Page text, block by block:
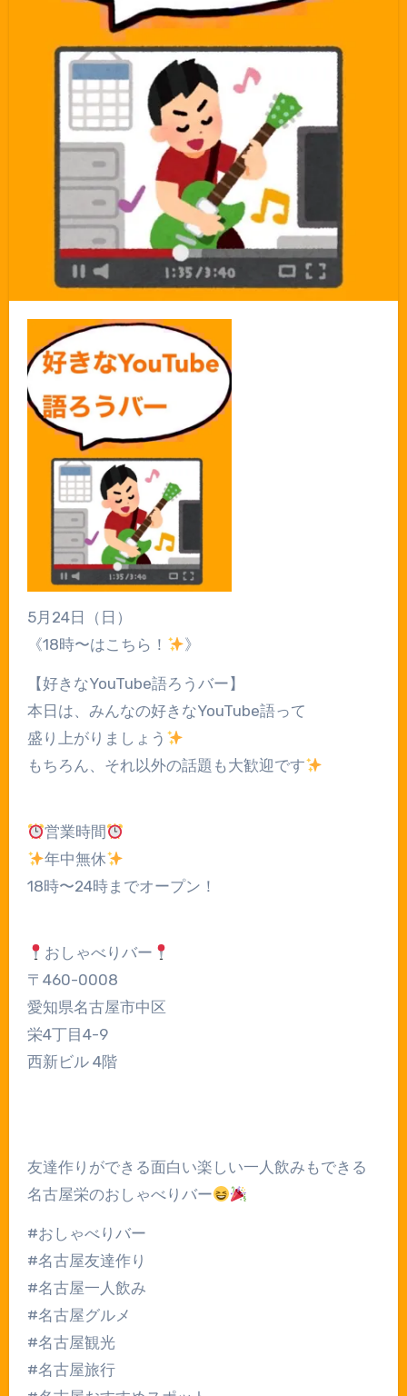
5月24日（日）
《18時〜はこちら！
》
【好きなYouTube語ろうバー】
本日は、みんなの好きなYouTube語って
盛り上がりましょう
もちろん、それ以外の話題も大歓迎です
営業時間
年中無休
18時〜24時までオープン！
おしゃべりバー
〒460-0008
愛知県名古屋市中区
栄4丁目4-9
西新ビル 4階
友達作りができる面白い楽しい一人飲みもできる
名古屋栄のおしゃべりバー
#おしゃべりバー
#名古屋友達作り
#名古屋一人飲み
#名古屋グルメ
#名古屋観光
#名古屋旅行